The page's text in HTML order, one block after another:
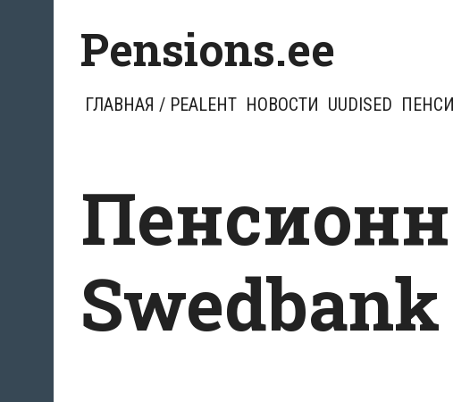
содержимому
Pensions.ee
ГЛАВНАЯ / PEALEHT НОВОСТИ UUDISED
Swedbank